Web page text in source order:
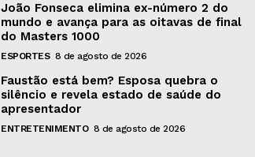
João Fonseca elimina ex-número 2 do
mundo e avança para as oitavas de final
do Masters 1000
ESPORTES 8 de agosto de 2026
Faustão está bem? Esposa quebra o
silêncio e revela estado de saúde do
apresentador
ENTRETENIMENTO 8 de agosto de 2026